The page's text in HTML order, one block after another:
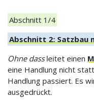
Abschnitt 1/4
Abschnitt 2: Satzbau
Ohne dassleitet einen
eine Handlung nicht
Handlung passiert. Es
ausgedrückt.